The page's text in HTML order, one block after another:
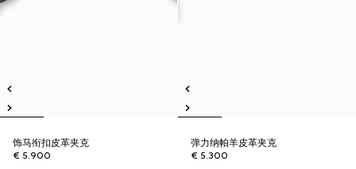
饰马衔扣皮革夹克
€ 5.900
弹力纳帕羊皮革夹克
€ 5.300